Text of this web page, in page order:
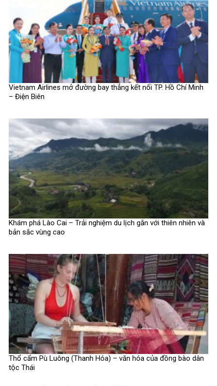
Vietnam Airlines mở đường bay thẳng kết nối TP. Hồ Chí Minh
– Điện Biên
Khám phá Lào Cai – Trải nghiệm du lịch gắn với thiên nhiên và
bản sắc vùng cao
Thổ cẩm Pù Luông (Thanh Hóa) – văn hóa của đồng bào dân
tộc Thái